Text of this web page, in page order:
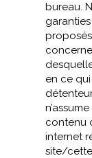
bureau.
en ce
contenu
internet
site/